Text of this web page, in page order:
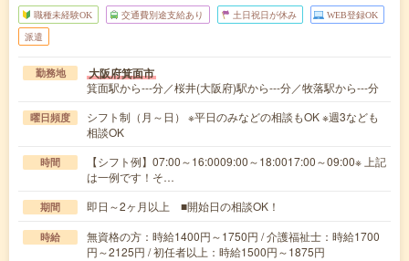
職種未経験OK 交通費別途支給あり 土日祝日が休み WEB登録OK
派遣
勤務地 大阪府箕面市
箕面駅から---分／桜井(大阪府)駅から---分／牧落駅から---分
曜日頻度
シフト制（月～日） ※平日のみなどの相談もOK ※週3なども
相談OK
時間
【シフト例】07:00～16:0009:00～18:0017:00～09:00※ 上記
は一例です！そ…
期間 即日～2ヶ月以上 ■開始日の相談OK！
時給
無資格の方：時給1400円～1750円 / 介護福祉士：時給1700
円～2125円 / 初任者以上：時給1500円～1875円